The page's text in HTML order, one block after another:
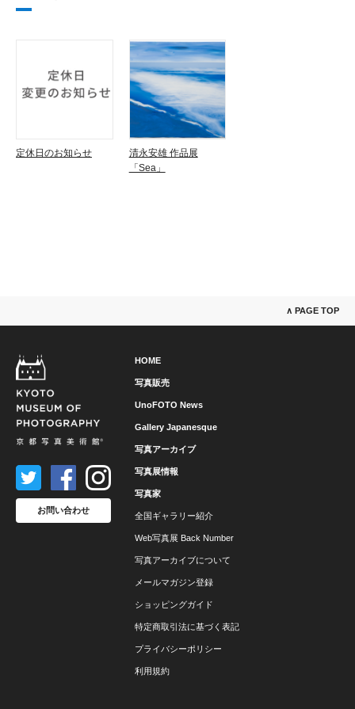
定休日のお知らせ
清永安雄 作品展
「Sea」
∧ PAGE TOP
HOME
写真販売
UnoFOTO News
Gallery Japanesque
写真アーカイブ
写真展情報
写真家
全国ギャラリー紹介
Web写真展 Back Number
写真アーカイブについて
メールマガジン登録
ショッピングガイド
特定商取引法に基づく表記
プライバシーポリシー
利用規約
お問い合わせ